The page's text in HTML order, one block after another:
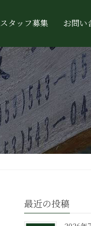
スタッフ募集 お問い
最近の投稿